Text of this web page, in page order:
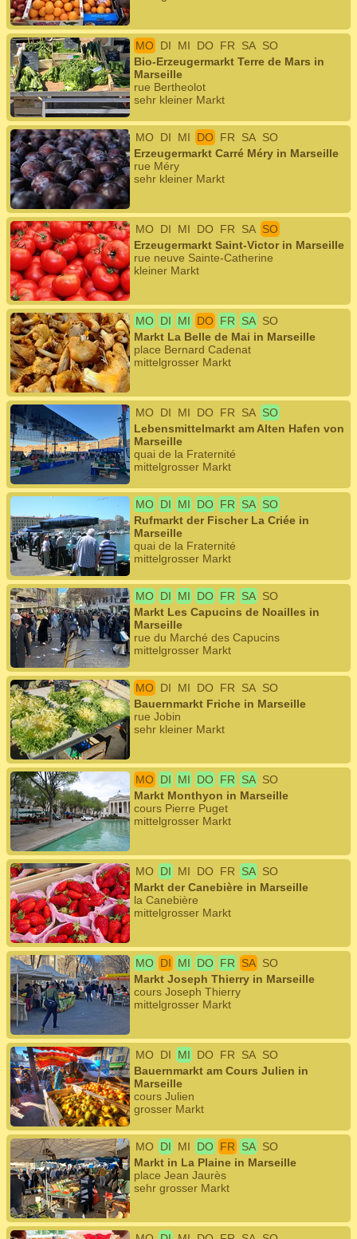
MO DI MI DO FR SA SO
Bio-Erzeugermarkt Terre de Mars in
Marseille
rue Bertheolot
sehr kleiner Markt
MO DI MI DO FR SA SO
Erzeugermarkt Carré Méry in Marseille
rue Méry
sehr kleiner Markt
MO DI MI DO FR SA SO
Erzeugermarkt Saint-Victor in Marseille
rue neuve Sainte-Catherine
kleiner Markt
MO DI MI DO FR SA SO
Markt La Belle de Mai in Marseille
place Bernard Cadenat
mittelgrosser Markt
MO DI MI DO FR SA SO
Lebensmittelmarkt am Alten Hafen von
Marseille
quai de la Fraternité
mittelgrosser Markt
MO DI MI DO FR SA SO
Rufmarkt der Fischer La Criée in
Marseille
quai de la Fraternité
mittelgrosser Markt
MO DI MI DO FR SA SO
Markt Les Capucins de Noailles in
Marseille
rue du Marché des Capucins
mittelgrosser Markt
MO DI MI DO FR SA SO
Bauernmarkt Friche in Marseille
rue Jobin
sehr kleiner Markt
MO DI MI DO FR SA SO
Markt Monthyon in Marseille
cours Pierre Puget
mittelgrosser Markt
MO DI MI DO FR SA SO
Markt der Canebière in Marseille
la Canebière
mittelgrosser Markt
MO DI MI DO FR SA SO
Markt Joseph Thierry in Marseille
cours Joseph Thierry
mittelgrosser Markt
MO DI MI DO FR SA SO
Bauernmarkt am Cours Julien in
Marseille
cours Julien
grosser Markt
MO DI MI DO FR SA SO
Markt in La Plaine in Marseille
place Jean Jaurès
sehr grosser Markt